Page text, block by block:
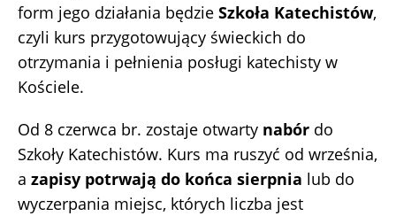
form jego działania będzie Szkoła Katechistów,
czyli kurs przygotowujący świeckich do
otrzymania i pełnienia posługi katechisty w
Kościele.
Od 8 czerwca br. zostaje otwarty nabór do
Szkoły Katechistów. Kurs ma ruszyć od września,
a zapisy potrwają do końca sierpnia lub do
wyczerpania miejsc, których liczba jest